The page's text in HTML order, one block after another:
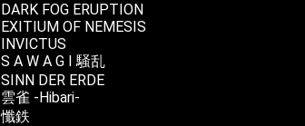
DARK FOG ERUPTION
EXITIUM OF NEMESIS
INVICTUS
S A W A G I 騒乱
SINN DER ERDE
雲雀 -Hibari-
懺鉄